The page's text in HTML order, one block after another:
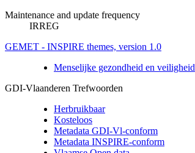
Maintenance and update frequency
IRREG
GEMET - INSPIRE themes, version 1.0
Menselijke gezondheid en veiligheid
GDI-Vlaanderen Trefwoorden
Herbruikbaar
Kosteloos
Metadata GDI-Vl-conform
Metadata INSPIRE-conform